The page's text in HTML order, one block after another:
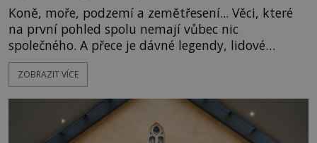
Koně, moře, podzemí a zemětřesení... Věci, které
na první pohled spolu nemají vůbec nic
společného. A přece je dávné legendy, lidové
pohádky i podvědomí psychicky nemocných lidí
podivným způsobem vzájemně propojují. Je
tajemství pocházející ze samých počátků lidské
civilizace? Nebo dokonce z temných vod minulosti
ZOBRAZIT VÍCE